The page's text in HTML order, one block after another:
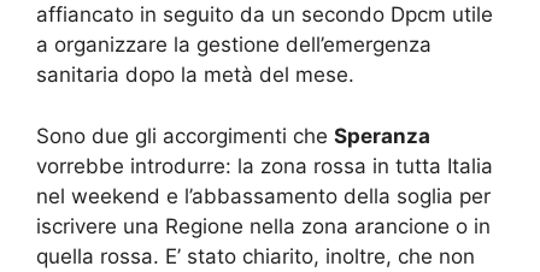
affiancato in seguito da un secondo Dpcm utile
a organizzare la gestione dell’emergenza
sanitaria dopo la metà del mese.
Sono due gli accorgimenti che Speranza
vorrebbe introdurre: la zona rossa in tutta Italia
nel weekend e l’abbassamento della soglia per
iscrivere una Regione nella zona arancione o in
quella rossa. E’ stato chiarito, inoltre, che non